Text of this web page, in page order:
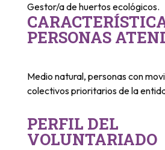
Gestor/a de huertos ecológicos.
PERSONAS
Medio natural, personas con
colectivos prioritarios de la
PERFIL DEL
VOLUNTARIADO